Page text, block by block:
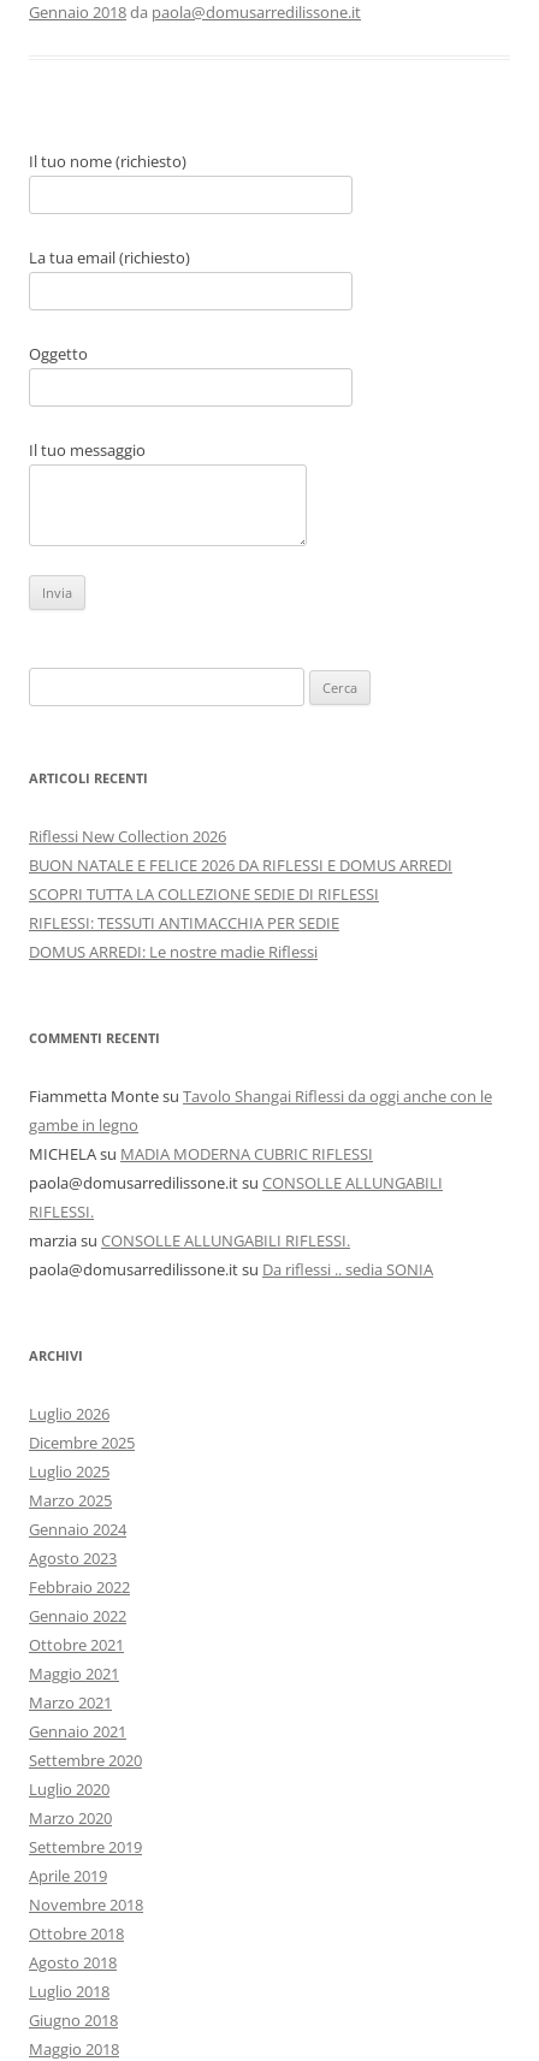
k
Gennaio 2018da paola@domusarredilissone.it
Il tuo nome (richiesto)
La tua email (richiesto)
Oggetto
Il tuo messaggio
per:
ARTICOLI RECENTI
Riflessi New Collection 2026
BUON NATALE E FELICE 2026 DA RIFLESSI E DOMUS ARREDI
SCOPRI TUTTA LA COLLEZIONE SEDIE DI RIFLESSI
RIFLESSI: TESSUTI ANTIMACCHIA PER SEDIE
DOMUS ARREDI: Le nostre madie Riflessi
COMMENTI RECENTI
Fiammetta Montesu Tavolo Shangai Riflessi da oggi anche con le
gambe in legno
MICHELAsu MADIA MODERNA CUBRIC RIFLESSI
paola@domusarredilissone.itsu CONSOLLE ALLUNGABILI
RIFLESSI.
marziasu CONSOLLE ALLUNGABILI RIFLESSI.
paola@domusarredilissone.itsu Da riflessi .. sedia SONIA
ARCHIVI
Luglio 2026
Dicembre 2025
Luglio 2025
Marzo 2025
Gennaio 2024
Agosto 2023
Febbraio 2022
Gennaio 2022
Ottobre 2021
Maggio 2021
Marzo 2021
Gennaio 2021
Settembre 2020
Luglio 2020
Marzo 2020
Settembre 2019
Aprile 2019
Novembre 2018
Ottobre 2018
Agosto 2018
Luglio 2018
Giugno 2018
Maggio 2018